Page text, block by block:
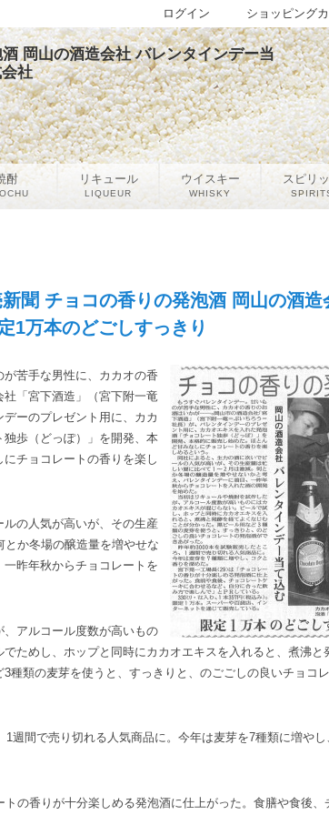
岡山の酒造会社 バレンタインデー当
社
聞 チョコの香りの発泡酒 岡山の酒造
1万本のどごしすっきり
苦手な男性に、カカオの香
「宮下酒造」（宮下附一竜
ーのプレゼント用に、カカ
歩（どっぽ）」を開発、本
チョコレートの香りを楽し
の人気が高いが、その生産
か冬場の醸造量を増やせな
昨年秋からチョコレートを
アルコール度数が高いもの
ためし、ホップと同時にカカオエキスを入れると、煮沸と
種類の麦芽を使うと、すっきりと、のごごしの良いチョコ
週間で売り切れる人気商品に。今年は麦芽を7種類に増やし
の香りが十分楽しめる発泡酒に仕上がった。食膳や食後、
酎 リキュール
LIQUEUR
ウイスキー
WHISKY
スピリ
ショッピング
ログイン